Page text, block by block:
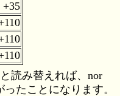
+35
読み替えれば、nor
たことになります。